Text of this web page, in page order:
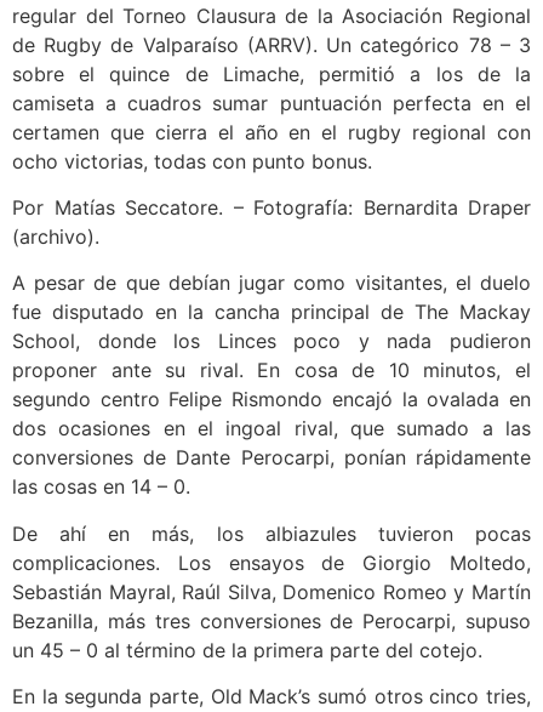
regular del Torneo Clausura de la Asociación Regional
de Rugby de Valparaíso (ARRV). Un categórico 78 – 3
sobre el quince de Limache, permitió a los de la
camiseta a cuadros sumar puntuación perfecta en el
certamen que cierra el año en el rugby regional con
ocho victorias, todas con punto bonus.
Por Matías Seccatore. – Fotografía: Bernardita Draper
(archivo).
A pesar de que debían jugar como visitantes, el duelo
fue disputado en la cancha principal de The Mackay
School, donde los Linces poco y nada pudieron
proponer ante su rival. En cosa de 10 minutos, el
segundo centro Felipe Rismondo encajó la ovalada en
dos ocasiones en el ingoal rival, que sumado a las
conversiones de Dante Perocarpi, ponían rápidamente
las cosas en 14 – 0.
De ahí en más, los albiazules tuvieron pocas
complicaciones. Los ensayos de Giorgio Moltedo,
Sebastián Mayral, Raúl Silva, Domenico Romeo y Martín
Bezanilla, más tres conversiones de Perocarpi, supuso
un 45 – 0 al término de la primera parte del cotejo.
En la segunda parte, Old Mack’s sumó otros cinco tries,